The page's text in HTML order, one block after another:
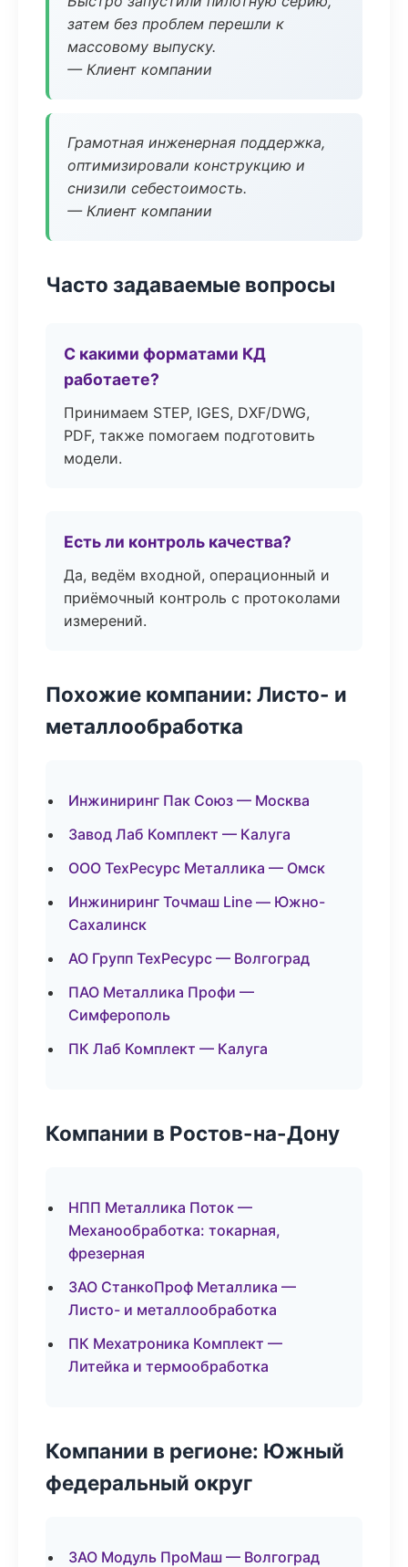
затем без проблем перешли к
массовому выпуску.
— Клиент компании
Грамотная инженерная поддержка,
оптимизировали конструкцию и
снизили себестоимость.
— Клиент компании
Часто задаваемые вопросы
С какими форматами КД
работаете?
Принимаем STEP, IGES, DXF/DWG,
PDF, также помогаем подготовить
модели.
Есть ли контроль качества?
Да, ведём входной, операционный и
приёмочный контроль с протоколами
измерений.
Похожие компании: Листо- и
металлообработка
Инжиниринг Пак Союз — Москва
Завод Лаб Комплект — Калуга
ООО ТехРесурс Металлика — Омск
Инжиниринг Точмаш Line — Южно-
Сахалинск
АО Групп ТехРесурс — Волгоград
ПАО Металлика Профи —
Симферополь
ПК Лаб Комплект — Калуга
Компании в Ростов-на-Дону
НПП Металлика Поток —
Механообработка: токарная,
фрезерная
ЗАО СтанкоПроф Металлика —
Листо- и металлообработка
ПК Мехатроника Комплект —
Литейка и термообработка
Компании в регионе: Южный
федеральный округ
ЗАО Модуль ПроМаш — Волгоград